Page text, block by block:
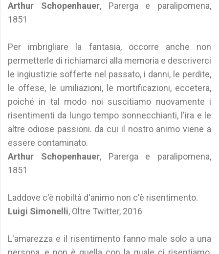
Arthur Schopenhauer, Parerga e paralipomena,
1851
Per imbrigliare la fantasia, occorre anche non
permetterle di richiamarci alla memoria e descriverci
le ingiustizie sofferte nel passato, i danni, le perdite,
le offese, le umiliazioni, le mortificazioni, eccetera,
poiché in tal modo noi suscitiamo nuovamente i
risentimenti da lungo tempo sonnecchianti, l'ira e le
altre odiose passioni. da cui il nostro animo viene a
essere contaminato.
Arthur Schopenhauer, Parerga e paralipomena,
1851
Laddove c'è nobiltà d'animo non c'è risentimento.
Luigi Simonelli, Oltre Twitter, 2016
L'amarezza e il risentimento fanno male solo a una